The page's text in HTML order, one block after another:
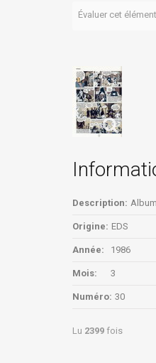
Évaluer cet élément
Description:
Origine: EDS
Année: 1986
Mois: 3
Numéro: 30
Lu 2399 fois